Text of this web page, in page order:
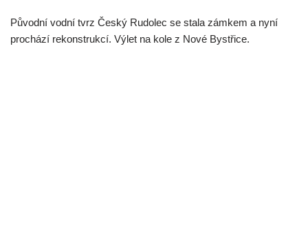
Původní vodní tvrz Český Rudolec se stala zámkem a nyní
prochází rekonstrukcí. Výlet na kole z Nové Bystřice.